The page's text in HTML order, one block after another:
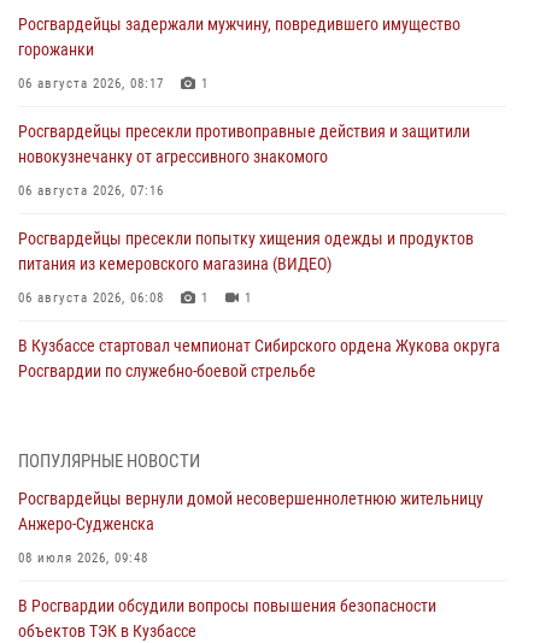
Росгвардейцы задержали мужчину, повредившего имущество
горожанки
06 августа 2026, 08:17 1
Росгвардейцы пресекли противоправные действия и защитили
новокузнечанку от агрессивного знакомого
06 августа 2026, 07:16
Росгвардейцы пресекли попытку хищения одежды и продуктов
питания из кемеровского магазина (ВИДЕО)
06 августа 2026, 06:08 1 1
В Кузбассе стартовал чемпионат Сибирского ордена Жукова округа
Росгвардии по служебно-боевой стрельбе
Росгвардейцы задержали в Кемерове дебошира, устроившего
05 августа 2026, 09:30
Росгвардейцы задержали участника драки, причинившего побои
05 августа 2026, 08:50
ПОПУЛЯРНЫЕ НОВОСТИ
Росгвардейцы вернули домой несовершеннолетнюю жительницу
Анжеро-Судженска
08 июля 2026, 09:48
В Росгвардии обсудили вопросы повышения безопасности
объектов ТЭК в Кузбассе